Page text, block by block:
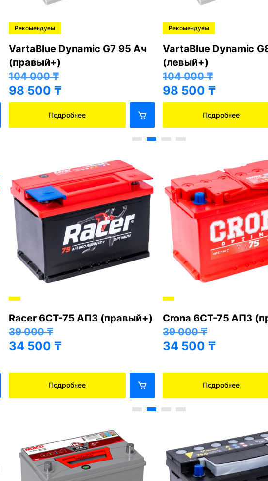
Рекомендуем
VartaBlue Dynamic G7 95 Ач
(правый+)
104 000₸
98 500 ₸
Подробнее
Рекомендуем
VartaBlue Dynamic
(левый+)
104 000₸
98 500 ₸
Подробнее
Racer 6СТ-75 АПЗ (правый+)
39 000₸
34 500 ₸
Подробнее
Crona 6СТ-75 АПЗ
39 000₸
34 500 ₸
Подробнее